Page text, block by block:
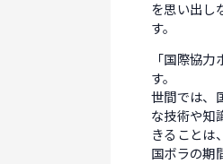
を思い出し
す。
「国際協
す。
世間では、
な技術や知
きることは
国ボラの期